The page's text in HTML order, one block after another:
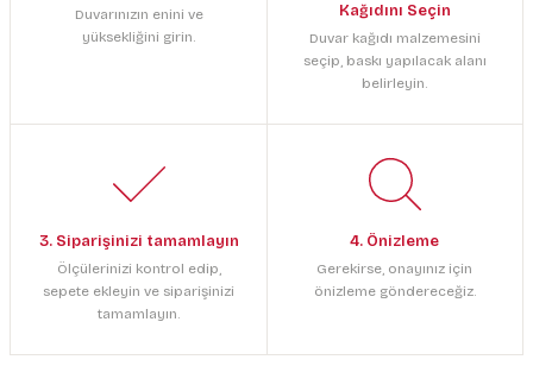
Duvarınızın enini ve
yüksekliğini girin.
Kağıdını Seçin
Duvar kağıdı malzemesini
seçip, baskı yapılacak alanı
belirleyin.
3. Siparişinizi tamamlayın
Ölçülerinizi kontrol edip,
sepete ekleyin ve siparişinizi
tamamlayın.
4. Önizleme
Gerekirse, onayınız için
önizleme göndereceğiz.